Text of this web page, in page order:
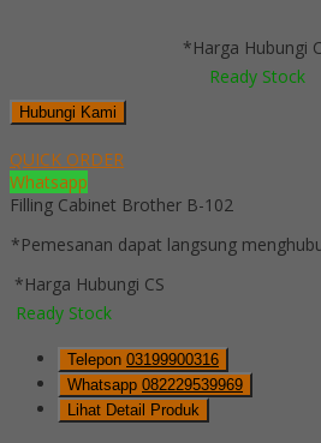
*Harga Hubungi
Ready Stock
Hubungi Kami
QUICK ORDER
Whatsapp
Filling Cabinet Brother B-102
*Pemesanan dapat langsung
*Harga Hubungi CS
Ready Stock
Telepon 03199900316
Whatsapp 082229539969
Lihat Detail Produk